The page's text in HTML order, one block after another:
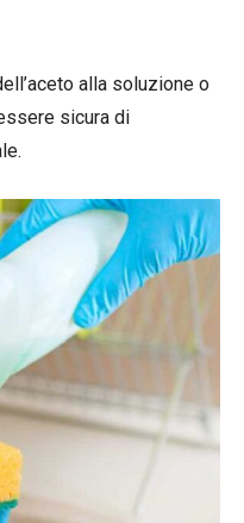
alla soluzione o
sicura di